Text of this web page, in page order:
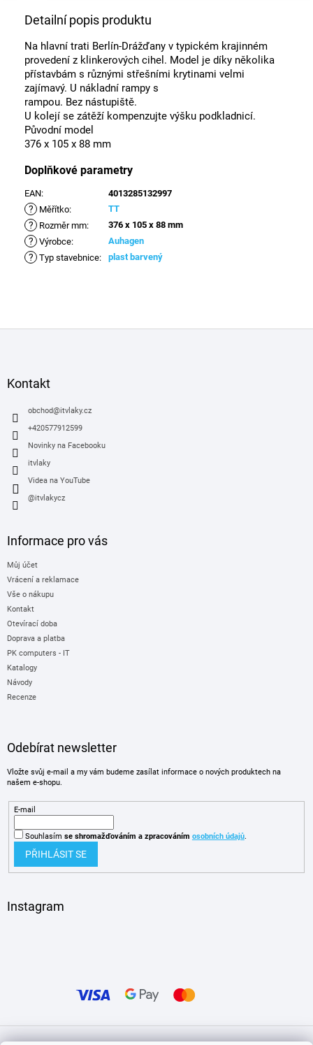
Detailní popis produktu
Na hlavní trati Berlín-Drážďany v typickém krajinném
provedení z klinkerových cihel. Model je díky několika
přístavbám s různými střešními krytinami velmi
zajímavý. U nákladní rampy s
rampou. Bez nástupiště.
U kolejí se zátěží kompenzujte výšku podkladnicí.
Původní model
376 x 105 x 88 mm
Doplňkové parametry
EAN: 4013285132997
? Měřítko: TT
? Rozměr mm: 376 x 105 x 88 mm
? Výrobce: Auhagen
? Typ stavebnice: plast barvený
Kontakt
obchod@itvlaky.cz
+420577912599
Novinky na Facebooku
itvlaky
Videa na YouTube
@itvlakycz
Informace pro vás
Můj účet
Vrácení a reklamace
Vše o nákupu
Kontakt
Otevírací doba
Doprava a platba
PK computers - IT
Katalogy
Návody
Recenze
Odebírat newsletter
Vložte svůj e-mail a my vám budeme zasílat informace o nových produktech na
našem e-shopu.
E-mail
Souhlasím se shromažďováním a zpracováním osobních údajů.
PŘIHLÁSIT SE
Instagram